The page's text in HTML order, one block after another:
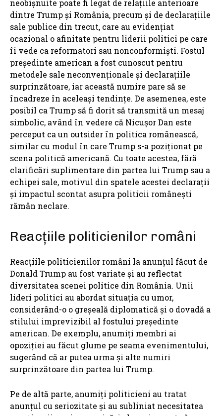
neobișnuite poate fi legat de relațiile anterioare
dintre Trump și România, precum și de declarațiile
sale publice din trecut, care au evidențiat
ocazional o afinitate pentru liderii politici pe care
îi vede ca reformatori sau nonconformiști. Fostul
președinte american a fost cunoscut pentru
metodele sale neconvenționale și declarațiile
surprinzătoare, iar această numire pare să se
încadreze în aceleași tendințe. De asemenea, este
posibil ca Trump să fi dorit să transmită un mesaj
simbolic, având în vedere că Nicușor Dan este
perceput ca un outsider în politica românească,
similar cu modul în care Trump s-a poziționat pe
scena politică americană. Cu toate acestea, fără
clarificări suplimentare din partea lui Trump sau a
echipei sale, motivul din spatele acestei declarații
și impactul scontat asupra politicii românești
rămân neclare.
Reacțiile politicienilor români
Reacțiile politicienilor români la anunțul făcut de
Donald Trump au fost variate și au reflectat
diversitatea scenei politice din România. Unii
lideri politici au abordat situația cu umor,
considerând-o o greșeală diplomatică și o dovadă a
stilului imprevizibil al fostului președinte
american. De exemplu, anumiți membri ai
opoziției au făcut glume pe seama evenimentului,
sugerând că ar putea urma și alte numiri
surprinzătoare din partea lui Trump.
Pe de altă parte, anumiți politicieni au tratat
anunțul cu seriozitate și au subliniat necesitatea